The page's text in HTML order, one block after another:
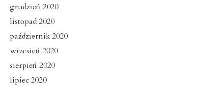
grudzień 2020
listopad 2020
październik 2020
wrzesień 2020
sierpień 2020
lipiec 2020